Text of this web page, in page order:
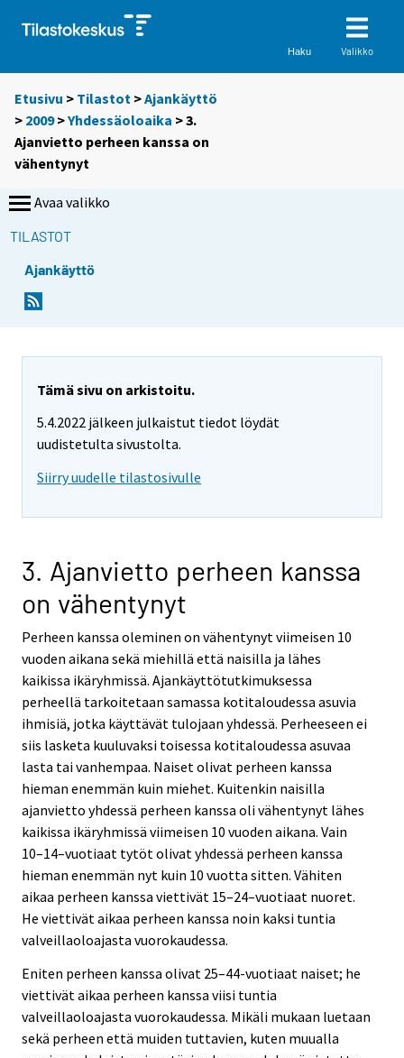
Haku Valikko
Etusivu > Tilastot >Ajankäyttö
> 2009>Yhdessäoloaika > 3.
Ajanvietto perheen kanssa on
vähentynyt
Avaa valikko
TILASTOT
Ajankäyttö
Tämä sivu on arkistoitu.
5.4.2022 jälkeen julkaistut tiedot löydät
uudistetulta sivustolta.
Siirry uudelle tilastosivulle
3. Ajanvietto perheen kanssa
on vähentynyt
Perheen kanssa oleminen on vähentynyt viimeisen 10
vuoden aikana sekä miehillä että naisilla ja lähes
kaikissa ikäryhmissä. Ajankäyttötutkimuksessa
perheellä tarkoitetaan samassa kotitaloudessa asuvia
ihmisiä, jotka käyttävät tulojaan yhdessä. Perheeseen ei
siis lasketa kuuluvaksi toisessa kotitaloudessa asuvaa
lasta tai vanhempaa. Naiset olivat perheen kanssa
hieman enemmän kuin miehet. Kuitenkin naisilla
ajanvietto yhdessä perheen kanssa oli vähentynyt lähes
kaikissa ikäryhmissä viimeisen 10 vuoden aikana. Vain
10–14–vuotiaat tytöt olivat yhdessä perheen kanssa
hieman enemmän nyt kuin 10 vuotta sitten. Vähiten
aikaa perheen kanssa viettivät 15–24–vuotiaat nuoret.
He viettivät aikaa perheen kanssa noin kaksi tuntia
valveillaoloajasta vuorokaudessa.
Eniten perheen kanssa olivat 25–44-vuotiaat naiset; he
viettivät aikaa perheen kanssa viisi tuntia
valveillaoloajasta vuorokaudessa. Mikäli mukaan luetaan
sekä perheen että muiden tuttavien, kuten muualla